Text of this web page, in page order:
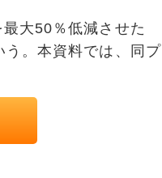
大50％低減させた
う。本資料では、同プ